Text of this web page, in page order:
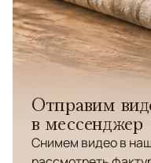
Отправим
в мессенджер
Снимем видео в